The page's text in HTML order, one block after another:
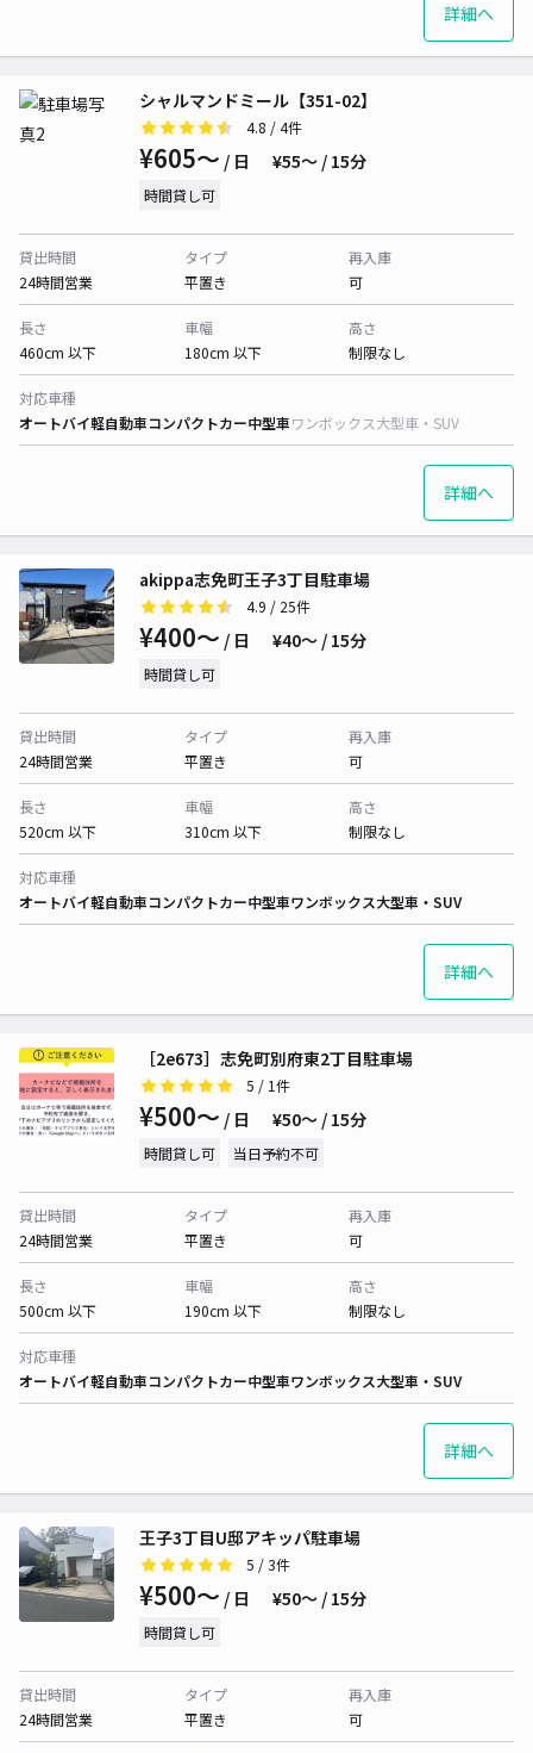
詳細へ
シャルマンドミール【351-02】
4.8 / 4件
¥605〜 / 日 ¥55〜 / 15分
時間貸し可
貸出時間
24時間営業
タイプ
平置き
再入庫
可
長さ
460cm 以下
車幅
180cm 以下
高さ
制限なし
対応車種
オートバイ軽自動車コンパクトカー中型車ワンボックス大型車・SUV
詳細へ
akippa志免町王子3丁目駐車場
4.9 / 25件
¥400〜 / 日 ¥40〜 / 15分
時間貸し可
貸出時間
24時間営業
タイプ
平置き
再入庫
可
長さ
520cm 以下
車幅
310cm 以下
高さ
制限なし
対応車種
オートバイ軽自動車コンパクトカー中型車ワンボックス大型車・SUV
詳細へ
［2e673］志免町別府東2丁目駐車場
5 / 1件
¥500〜 / 日 ¥50〜 / 15分
時間貸し可 当日予約不可
貸出時間
24時間営業
タイプ
平置き
再入庫
可
長さ
500cm 以下
車幅
190cm 以下
高さ
制限なし
対応車種
オートバイ軽自動車コンパクトカー中型車ワンボックス大型車・SUV
詳細へ
王子3丁目U邸アキッパ駐車場
5 / 3件
¥500〜 / 日 ¥50〜 / 15分
時間貸し可
貸出時間
24時間営業
タイプ
平置き
再入庫
可